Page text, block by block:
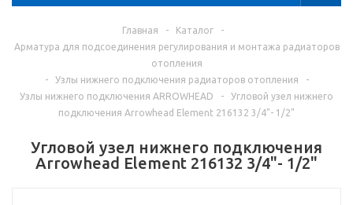
Главная - Каталог
-
Арматура для подсоединения регулирования и монтажа радиаторов
отопления
-
Узлы нижнего подключения радиаторов отопления
-
Узлы нижнего подключения ARROWHEAD
-
Угловой узел нижнего
подключения Arrowhead Element 216132 3/4"- 1/2"
Угловой узел нижнего подключения
Arrowhead Element 216132 3/4"- 1/2"